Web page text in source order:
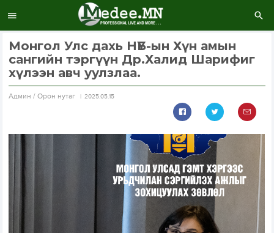
Монгол Улс дахь НҮБ-ын Хүн амын
сангийн тэргүүн Др.Халид Шарифиг
хүлээн авч уулзлаа.
Aдмин / Орон нутаг 2025.05.15